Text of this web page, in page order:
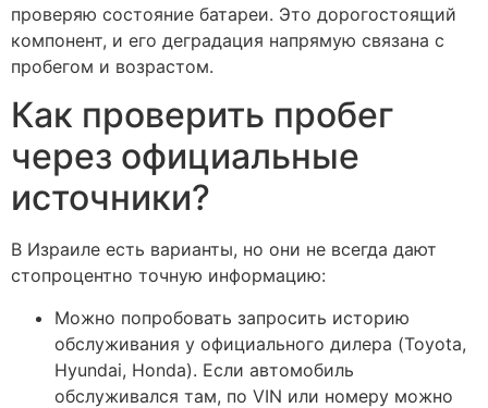
проверяю состояние батареи. Это дорогостоящий
компонент, и его деградация напрямую связана с
пробегом и возрастом.
Как проверить пробег
через официальные
источники?
В Израиле есть варианты, но они не всегда дают
стопроцентно точную информацию:
Можно попробовать запросить историю
обслуживания у официального дилера (Toyota,
Hyundai, Honda). Если автомобиль
обслуживался там, по VIN или номеру можно